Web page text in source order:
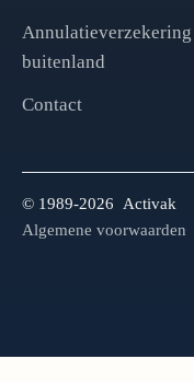
Annulatieverzekering
buitenland
Contact
© 1989-2026 Activak
Algemene voorwaarden